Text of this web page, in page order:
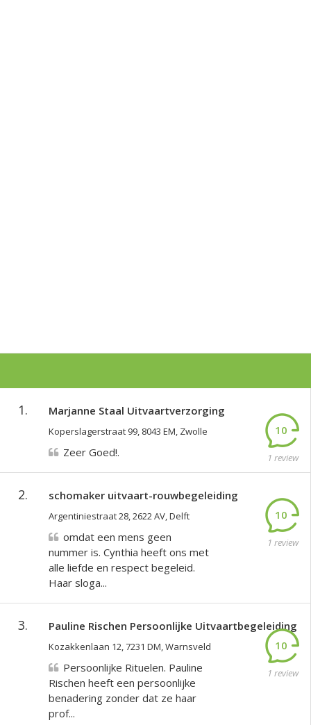
1. Marjanne Staal Uitvaartverzorging
Koperslagerstraat 99, 8043 EM, Zwolle 10
1 review
Zeer Goed!.
2. schomaker uitvaart-rouwbegeleiding
Argentiniestraat 28, 2622 AV, Delft 10
1 review
omdat een mens geen
nummer is. Cynthia heeft ons met
alle liefde en respect begeleid.
Haar sloga...
3. Pauline Rischen Persoonlijke Uitvaartbegeleiding
Kozakkenlaan 12, 7231 DM, Warnsveld 10
1 review
Persoonlijke Rituelen. Pauline
Rischen heeft een persoonlijke
benadering zonder dat ze haar
prof...